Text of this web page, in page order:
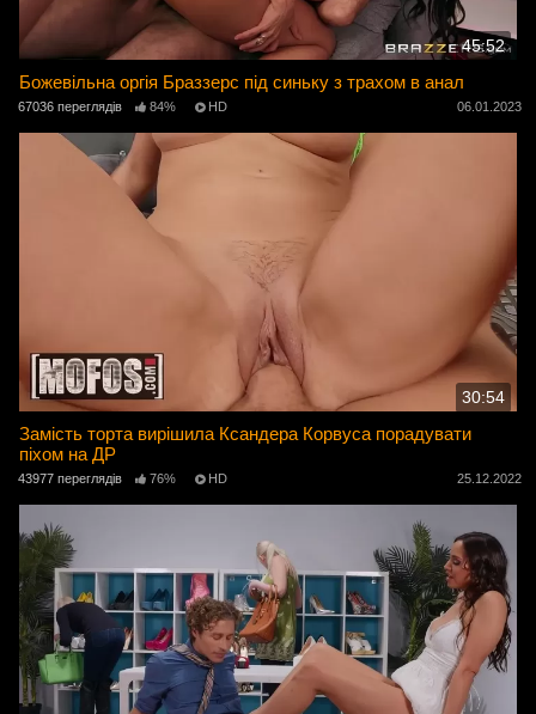
45:52
Божевільна оргія Браззерс під синьку з трахом в анал
67036 переглядів 84% HD 06.01.2023
30:54
Замість торта вирішила Ксандера Корвуса порадувати
піхом на ДР
43977 переглядів 76% HD 25.12.2022